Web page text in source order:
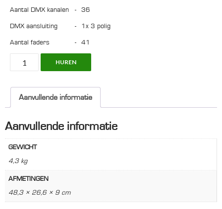
Aantal DMX kanalen - 36
DMX aansluiting - 1x 3 polig
Aantal faders - 41
Showtec
Easy
36,
Light
DMX
HUREN
Aanvullende informatie
Aanvullende informatie
GEWICHT
4,3 kg
AFMETINGEN
48,3 × 26,6 × 9 cm